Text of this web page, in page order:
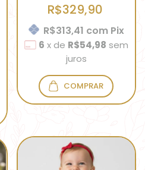
R$329,90
R$313,41 com Pix
6 x de R$54,98 sem
juros
COMPRAR